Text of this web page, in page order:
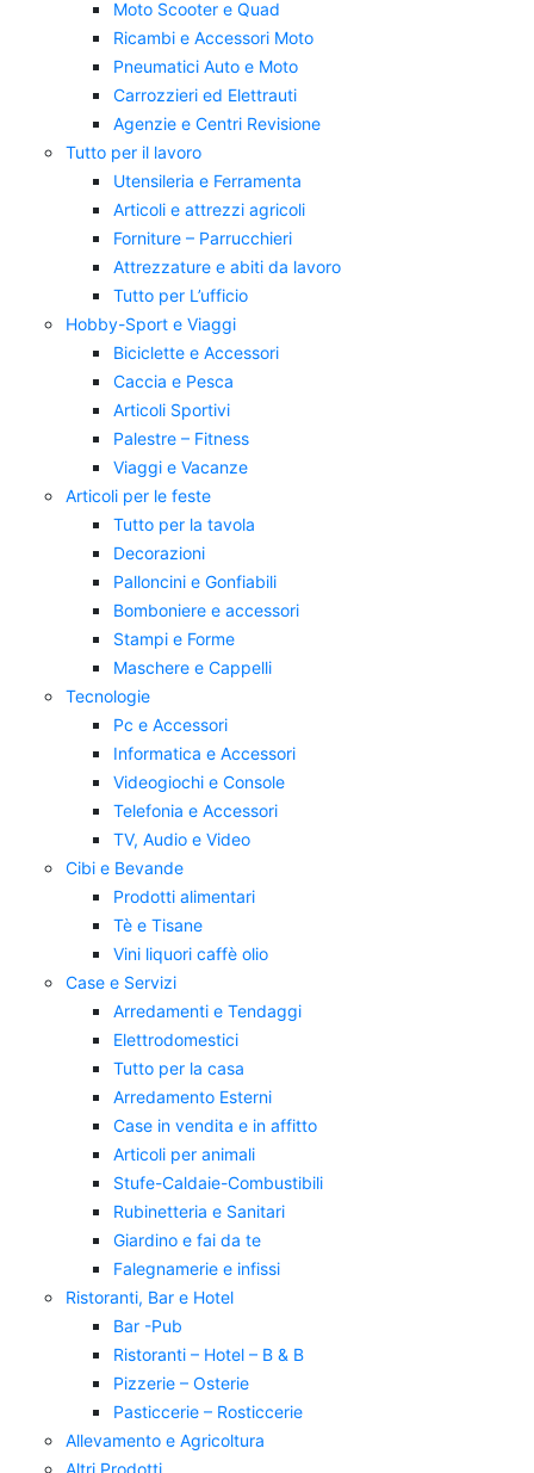
Moto Scooter e Quad
Ricambi e Accessori Moto
Pneumatici Auto e Moto
Carrozzieri ed Elettrauti
Agenzie e Centri Revisione
Tutto per il lavoro
Utensileria e Ferramenta
Articoli e attrezzi agricoli
Forniture – Parrucchieri
Attrezzature e abiti da lavoro
Tutto per L’ufficio
Hobby-Sport e Viaggi
Biciclette e Accessori
Caccia e Pesca
Articoli Sportivi
Palestre – Fitness
Viaggi e Vacanze
Articoli per le feste
Tutto per la tavola
Decorazioni
Palloncini e Gonfiabili
Bomboniere e accessori
Stampi e Forme
Maschere e Cappelli
Tecnologie
Pc e Accessori
Informatica e Accessori
Videogiochi e Console
Telefonia e Accessori
TV, Audio e Video
Cibi e Bevande
Prodotti alimentari
Tè e Tisane
Vini liquori caffè olio
Case e Servizi
Arredamenti e Tendaggi
Elettrodomestici
Tutto per la casa
Arredamento Esterni
Case in vendita e in affitto
Articoli per animali
Stufe-Caldaie-Combustibili
Rubinetteria e Sanitari
Giardino e fai da te
Falegnamerie e infissi
Ristoranti, Bar e Hotel
Bar -Pub
Ristoranti – Hotel – B & B
Pizzerie – Osterie
Pasticcerie – Rosticcerie
Allevamento e Agricoltura
Altri Prodotti